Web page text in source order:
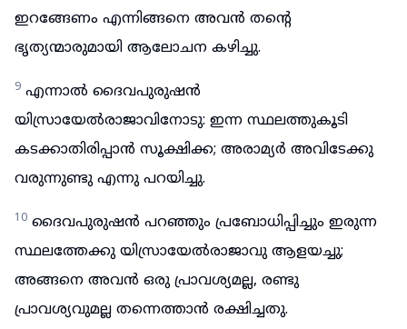
ഇറങ്ങേണം എന്നിങ്ങനെ അവൻ തന്റെ
ഭൃത്യന്മാരുമായി ആലോചന കഴിച്ചു.
9 എന്നാൽ ദൈവപുരുഷൻ
യിസ്രായേൽരാജാവിനോടു: ഇന്ന സ്ഥലത്തുകൂടി
കടക്കാതിരിപ്പാൻ സൂക്ഷിക്ക; അരാമ്യർ അവിടേക്കു
വരുന്നുണ്ടു എന്നു പറയിച്ചു.
10 ദൈവപുരുഷൻ പറഞ്ഞും പ്രബോധിപ്പിച്ചും ഇരുന്ന
സ്ഥലത്തേക്കു യിസ്രായേൽരാജാവു ആളയച്ചു;
അങ്ങനെ അവൻ ഒരു പ്രാവശ്യമല്ല, രണ്ടു
പ്രാവശ്യവുമല്ല തന്നെത്താൻ രക്ഷിച്ചതു.